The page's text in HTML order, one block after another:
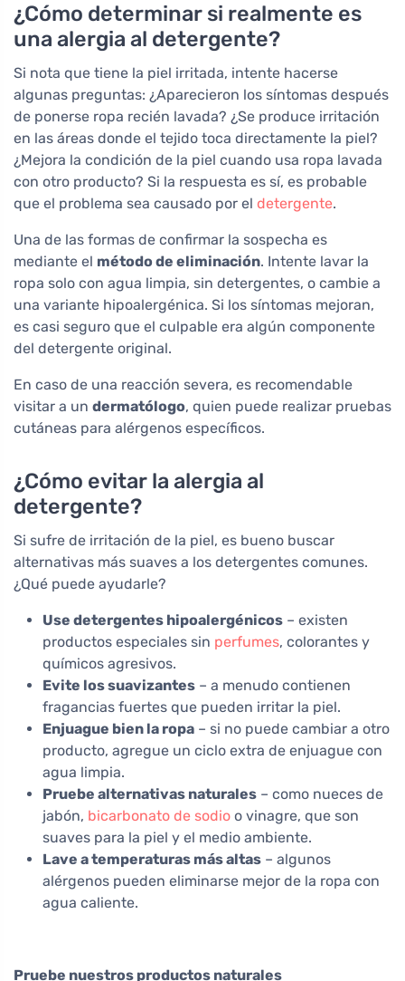
¿Cómo determinar si realmente es
una alergia al detergente?
Si nota que tiene la piel irritada, intente hacerse
algunas preguntas: ¿Aparecieron los síntomas después
de ponerse ropa recién lavada? ¿Se produce irritación
en las áreas donde el tejido toca directamente la piel?
¿Mejora la condición de la piel cuando usa ropa lavada
con otro producto? Si la respuesta es sí, es probable
que el problema sea causado por el detergente.
Una de las formas de confirmar la sospecha es
mediante el método de eliminación. Intente lavar la
ropa solo con agua limpia, sin detergentes, o cambie a
una variante hipoalergénica. Si los síntomas mejoran,
es casi seguro que el culpable era algún componente
del detergente original.
En caso de una reacción severa, es recomendable
visitar a un dermatólogo, quien puede realizar pruebas
cutáneas para alérgenos específicos.
¿Cómo evitar la alergia al
detergente?
Si sufre de irritación de la piel, es bueno buscar
alternativas más suaves a los detergentes comunes.
¿Qué puede ayudarle?
Use detergentes hipoalergénicos – existen
productos especiales sin perfumes, colorantes y
químicos agresivos.
Evite los suavizantes – a menudo contienen
fragancias fuertes que pueden irritar la piel.
Enjuague bien la ropa – si no puede cambiar a otro
producto, agregue un ciclo extra de enjuague con
agua limpia.
Pruebe alternativas naturales – como nueces de
jabón, bicarbonato de sodio o vinagre, que son
suaves para la piel y el medio ambiente.
Lave a temperaturas más altas – algunos
alérgenos pueden eliminarse mejor de la ropa con
agua caliente.
Pruebe nuestros productos naturales